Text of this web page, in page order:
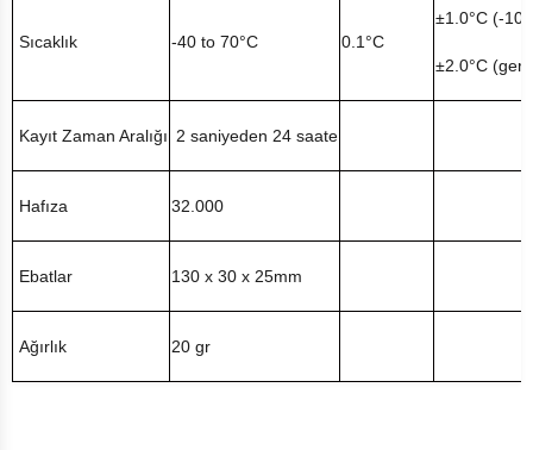
Sıcaklık -40 to 70°C 0.1°C
±1.0°C (-
±2.0°C
Kayıt Zaman Aralığı 2 saniyeden 24 saate
Hafıza 32.000
Ebatlar 130 x 30 x 25mm
Ağırlık 20 gr